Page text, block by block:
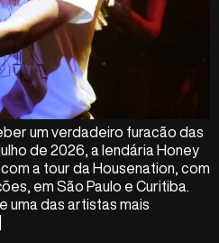
um verdadeiro furacão das
de 2026, a lendária Honey
a tour da Housenation, com
em São Paulo e Curitiba.
uma das artistas mais